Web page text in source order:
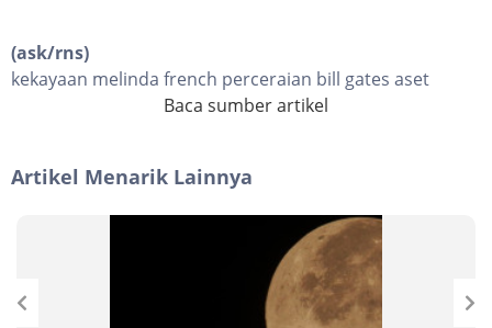
(ask/rns)
kekayaan melinda french perceraian bill gates aset
Baca sumber artikel
Artikel Menarik Lainnya